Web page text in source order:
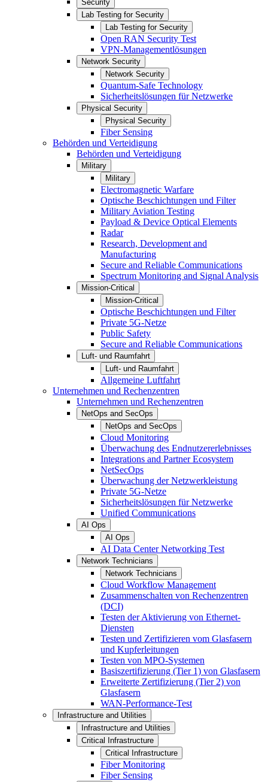
Security
Lab Testing for Security
Lab Testing for Security
Open RAN Security Test
VPN-Managementlösungen
Network Security
Network Security
Quantum-Safe Technology
Sicherheitslösungen für Netzwerke
Physical Security
Physical Security
Fiber Sensing
Behörden und Verteidigung
Behörden und Verteidigung
Military
Military
Electromagnetic Warfare
Optische Beschichtungen und Filter
Military Aviation Testing
Payload & Device Optical Elements
Radar
Research, Development and
Manufacturing
Secure and Reliable Communications
Spectrum Monitoring and Signal Analysis
Mission-Critical
Mission-Critical
Optische Beschichtungen und Filter
Private 5G-Netze
Public Safety
Secure and Reliable Communications
Luft- und Raumfahrt
Luft- und Raumfahrt
Allgemeine Luftfahrt
Unternehmen und Rechenzentren
Unternehmen und Rechenzentren
NetOps and SecOps
NetOps and SecOps
Cloud Monitoring
Überwachung des Endnutzererlebnisses
Integrations and Partner Ecosystem
NetSecOps
Überwachung der Netzwerkleistung
Private 5G-Netze
Sicherheitslösungen für Netzwerke
Unified Communications
AI Ops
AI Ops
AI Data Center Networking Test
Network Technicians
Network Technicians
Cloud Workflow Management
Zusammenschalten von Rechenzentren
(DCI)
Testen der Aktivierung von Ethernet-
Diensten
Testen und Zertifizieren vom Glasfasern
und Kupferleitungen
Testen von MPO-Systemen
Basiszertifizierung (Tier 1) von Glasfasern
Erweiterte Zertifizierung (Tier 2) von
Glasfasern
WAN-Performance-Test
Infrastructure and Utilities
Infrastructure and Utilities
Critical Infrastructure
Critical Infrastructure
Fiber Monitoring
Fiber Sensing